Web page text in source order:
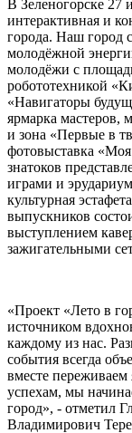
В Зеленогорске 27
интерактивная и
города. Наш город
молодёжной
молодёжи с
робототехникой
«Навигаторы
ярмарка мастеров,
и зона «Первые в
фотовыставка
знатоков
играми и
культурная
выпускников
выступлением
зажигательными
«Проект «Лето в
источником
каждому из нас.
события всегда
вместе
успехам, мы
город», - отметил
Владимирович